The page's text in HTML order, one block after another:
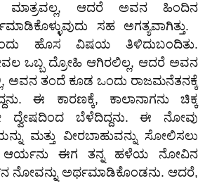
ಮಾತ್ರವಲ್ಲ, ಆದರೆ ಅವನ ಹಿಂದಿನ
ಸಹ ಅಗತ್ಯವಾಗಿತ್ತು.
ಹೊಸ ವಿಷಯ ತಿಳಿದುಬಂದಿತು.
ಒಬ್ಬ ದ್ರೋಹಿ ಆಗಿರಲಿಲ್ಲ, ಆದರೆ ಅವನ
ಅವನ ತಂದೆ ಕೂಡ ಒಂದು ರಾಜಮನೆತನಕ್ಕೆ
ಈ ಕಾರಣಕ್ಕೆ, ಕಾಲಾನಾಗನು ಚಿಕ್ಕ
ದ್ವೇಷದಿಂದ ಬೆಳೆದಿದ್ದನು. ಈ ನೋವು
ಮತ್ತು ವೀರಬಾಹುವನ್ನು ಸೋಲಿಸಲು
ಆರ್ಯನು ಈಗ ತನ್ನ ಹಳೆಯ ನೋವಿನ
ನೋವನ್ನು ಅರ್ಥಮಾಡಿಕೊಂಡನು. ಆದರೆ,